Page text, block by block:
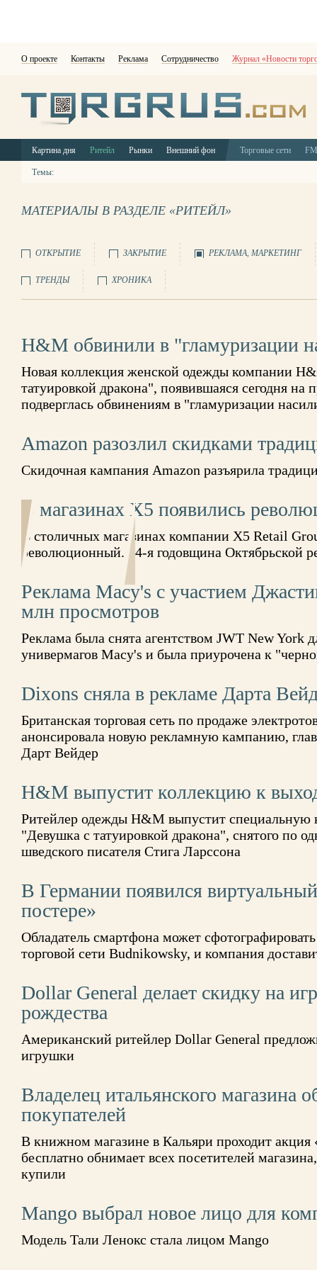
О проекте Контакты Реклама Сотрудничество Журнал «Новости
Картина дня Ритейл Рынки Внешний фон Торговые сети
Темы:
МАТЕРИАЛЫ В РАЗДЕЛЕ «РИТЕЙЛ»
ОТКРЫТИЕ ЗАКРЫТИЕ РЕКЛАМА, МАРКЕТИНГ
ТРЕНДЫ ХРОНИКА
H&M обвинили в "гламуризации
Новая коллекция женской одежды компании
татуировкой дракона", появившаяся сегодня на
подверглась обвинениям в "гламуризации
Amazon разозлил скидками
Скидочная кампания Amazon разъярила
В магазинах X5 появились
В столичных магазинах компании X5 Retail
революционный. 94-я годовщина Октябрьской
Реклама Macy's с участием
млн просмотров
Реклама была снята агентством JWT New York
универмагов Macy's и была приурочена к
Dixons сняла в рекламе Дарта
Британская торговая сеть по продаже
анонсировала новую рекламную кампанию,
Дарт Вейдер
H&M выпустит коллекцию к
Ритейлер одежды H&M выпустит специальную
"Девушка с татуировкой дракона", снятого по
шведского писателя Стига Ларссона
В Германии появился
постере»
Обладатель смартфона может
торговой сети Budnikowsky, и компания
Dollar General делает скидку на
рождества
Американский ритейлер Dollar General
игрушки
Владелец итальянского магазина
покупателей
В книжном магазине в Кальяри проходит акция
бесплатно обнимает всех посетителей
купили
Mango выбрал новое лицо для
Модель Тали Ленокс стала лицом Mango